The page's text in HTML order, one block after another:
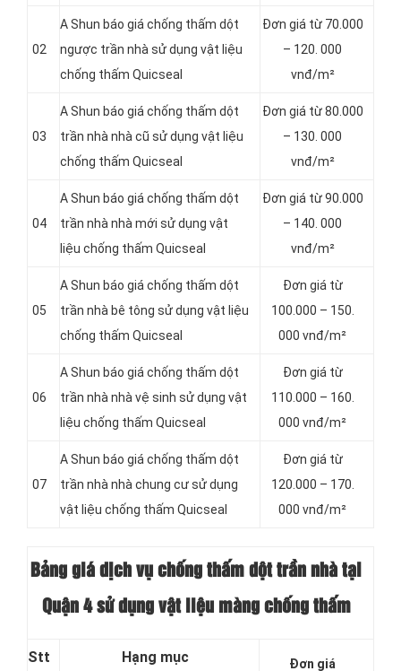
02
A Shun báo giá chống thấm dột
ngược trần nhà sử dụng vật liệu
chống thấm Quicseal
Đơn giá từ 70.000
– 120. 000
vnđ/m²
03
A Shun báo giá chống thấm dột
trần nhà nhà cũ sử dụng vật liệu
chống thấm Quicseal
Đơn giá từ 80.000
– 130. 000
vnđ/m²
04
A Shun báo giá chống thấm dột
trần nhà nhà mới sử dụng vật
liệu chống thấm Quicseal
Đơn giá từ 90.000
– 140. 000
vnđ/m²
05
A Shun báo giá chống thấm dột
trần nhà bê tông sử dụng vật liệu
chống thấm Quicseal
Đơn giá từ
100.000 – 150.
000 vnđ/m²
06
A Shun báo giá chống thấm dột
trần nhà nhà vệ sinh sử dụng vật
liệu chống thấm Quicseal
Đơn giá từ
110.000 – 160.
000 vnđ/m²
07
A Shun báo giá chống thấm dột
trần nhà nhà chung cư sử dụng
vật liệu chống thấm Quicseal
Đơn giá từ
120.000 – 170.
000 vnđ/m²
Bảng giá dịch vụ chống thấm dột trần nhà tại
Quận 4 sử dụng vật liệu màng chống thấm
Stt Hạng mục Đơn giá